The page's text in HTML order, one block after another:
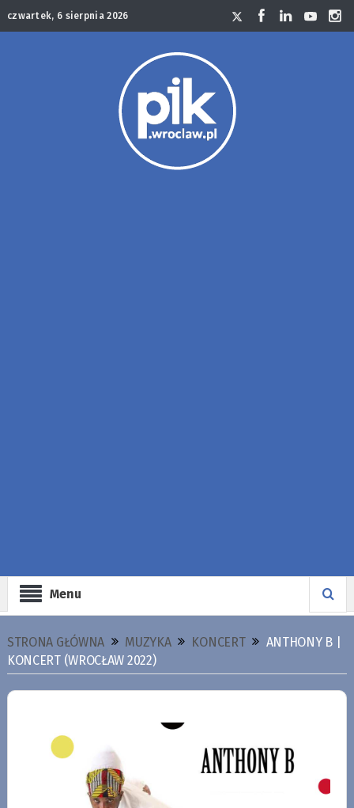
czwartek, 6 sierpnia 2026
Menu
STRONA GŁÓWNA MUZYKA KONCERT
ANTHONY B |
KONCERT (WROCŁAW 2022)